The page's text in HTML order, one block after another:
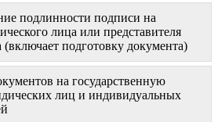
подлинности подписи на
лица или представителя
(включает подготовку документа)
на государственную
лиц и индивидуальных